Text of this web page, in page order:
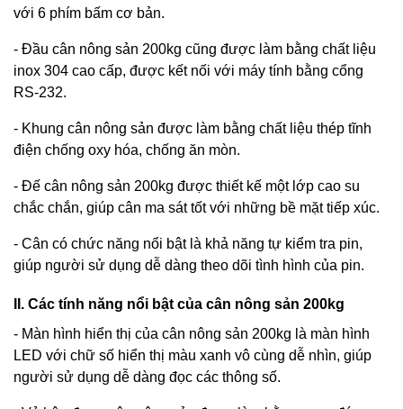
với 6 phím bấm cơ bản.
- Đầu cân nông sản 200kg cũng được làm bằng chất liệu
inox 304 cao cấp, được kết nối với máy tính bằng cổng
RS-232.
- Khung cân nông sản được làm bằng chất liệu thép tĩnh
điện chống oxy hóa, chống ăn mòn.
- Đế cân nông sản 200kg được thiết kế một lớp cao su
chắc chắn, giúp cân ma sát tốt với những bề mặt tiếp xúc.
- Cân có chức năng nổi bật là khả năng tự kiểm tra pin,
giúp người sử dụng dễ dàng theo dõi tình hình của pin.
II. Các tính năng nổi bật của cân nông sản 200kg
- Màn hình hiển thị của cân nông sản 200kg là màn hình
LED với chữ số hiển thị màu xanh vô cùng dễ nhìn, giúp
người sử dụng dễ dàng đọc các thông số.